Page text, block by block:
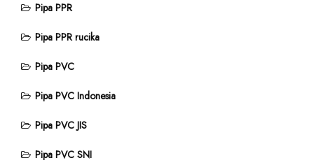
Pipa PPR
Pipa PPR rucika
Pipa PVC
Pipa PVC Indonesia
Pipa PVC JIS
Pipa PVC SNI